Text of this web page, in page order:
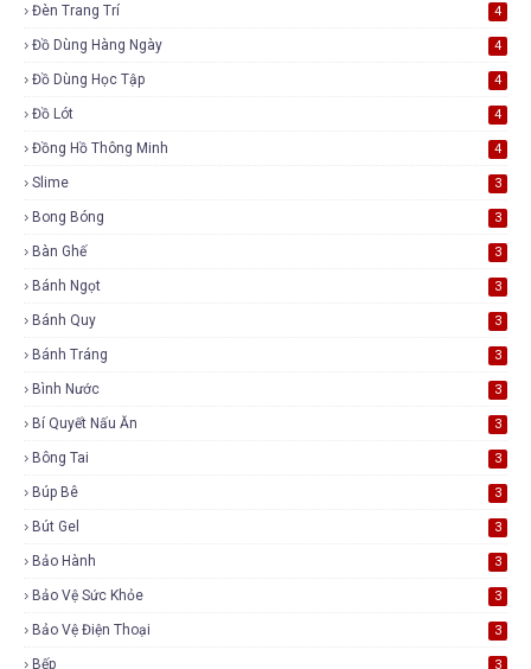
Đèn Trang Trí 4
Đồ Dùng Hàng Ngày 4
Đồ Dùng Học Tập 4
Đồ Lót 4
Đồng Hồ Thông Minh 4
Slime 3
Bong Bóng 3
Bàn Ghế 3
Bánh Ngọt 3
Bánh Quy 3
Bánh Tráng 3
Bình Nước 3
Bí Quyết Nấu Ăn 3
Bông Tai 3
Búp Bê 3
Bút Gel 3
Bảo Hành 3
Bảo Vệ Sức Khỏe 3
Bảo Vệ Điện Thoại 3
Bếp 3